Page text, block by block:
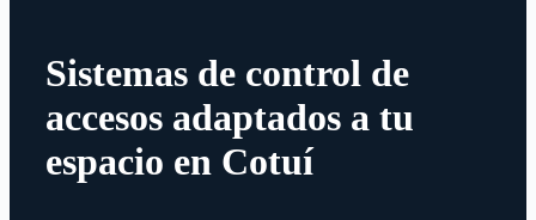
Sistemas de control de
accesos adaptados a tu
espacio en Cotuí